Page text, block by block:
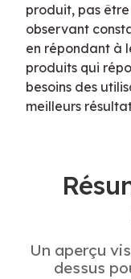
produit, pas
observant
en répondant à
produits qui
besoins des
meilleurs
Un aperçu
dessus